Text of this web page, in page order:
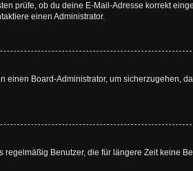
prüfe, ob du deine E-Mail-Adresse korrekt
einen Administrator.
einen Board-Administrator, um sicherzugehen,
Benutzer, die für längere Zeit keine